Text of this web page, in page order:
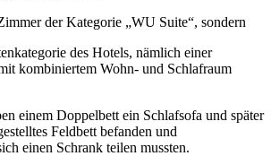
der Kategorie „WU Suite“, sondern
des Hotels, nämlich einer
kombiniertem Wohn- und Schlafraum
einem Doppelbett ein Schlafsofa und später
Feldbett befanden und
einen Schrank teilen mussten.